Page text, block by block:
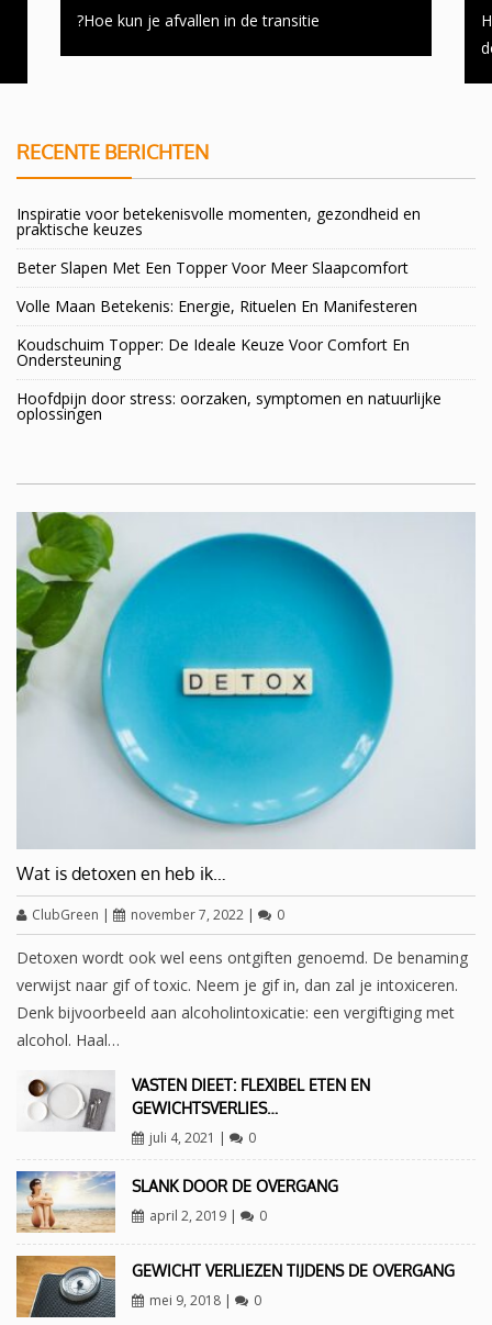
Hoe kun je afvallen in de transitie?
RECENTE BERICHTEN
Inspiratie voor betekenisvolle momenten, gezondheid en
praktische keuzes
Beter Slapen Met Een Topper Voor Meer Slaapcomfort
Volle Maan Betekenis: Energie, Rituelen En Manifesteren
Koudschuim Topper: De Ideale Keuze Voor Comfort En
Ondersteuning
Hoofdpijn door stress: oorzaken, symptomen en natuurlijke
oplossingen
Wat is detoxen en heb ik…
ClubGreen | november 7, 2022 | 0
Detoxen wordt ook wel eens ontgiften genoemd. De benaming
verwijst naar gif of toxic. Neem je gif in, dan zal je intoxiceren.
Denk bijvoorbeeld aan alcoholintoxicatie: een vergiftiging met
alcohol. Haal…
VASTEN DIEET: FLEXIBEL ETEN EN
GEWICHTSVERLIES…
juli 4, 2021 | 0
SLANK DOOR DE OVERGANG
april 2, 2019| 0
GEWICHT VERLIEZEN TIJDENS DE OVERGANG
mei 9, 2018| 0